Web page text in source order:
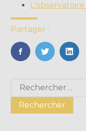
Partager :
FaceBook
Twitter
Blog
sidebar
Rechercher :